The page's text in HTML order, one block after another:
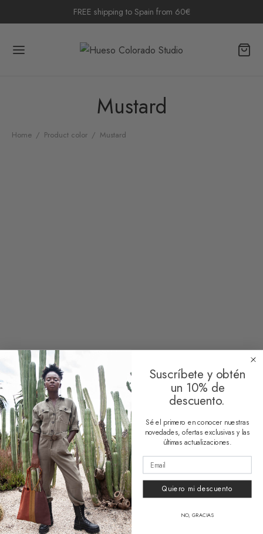
FREE shipping to Spain from 60€
Mustard
Home / Product color / Mustard
HUESO COLORADO
About Us
Contact
HELP
Suscríbete y obtén
un 10% de
descuento.
Sé el primero en conocer nuestras
novedades, ofertas exclusivas y las
últimas actualizaciones.
Quiero mi descuento
NO, GRACIAS